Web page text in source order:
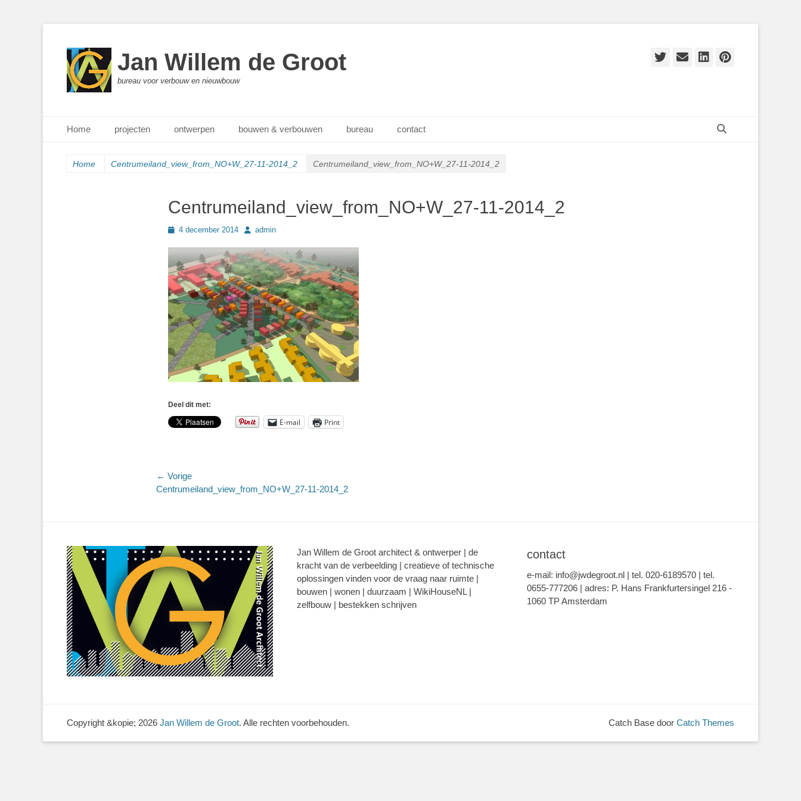
Jan Willem de Groot
bureau voor verbouw en nieuwbouw
Twitter
E-
LinkedIn
Primair menu
naar
inhoud
Home projecten ontwerpen bouwen & verbouwen bureau contact
Home Centrumeiland_view_from_NO+W_27-11-2014_2 Centrumeiland_view_from_NO+W_27-11-2014_2
Centrumeiland_view_from_NO+W_27-11-2014_2
Geplaatst
4 december 2014 Authoradmin
Deel dit met:
E-mail Print
Bericht
navigatie
← Vorige
Vorig
Centrumeiland_view_from_NO+W_27-11-2014_2
Jan Willem de Groot architect & ontwerper | de
kracht van de verbeelding | creatieve of technische
oplossingen vinden voor de vraag naar ruimte |
bouwen | wonen | duurzaam | WikiHouseNL |
zelfbouw | bestekken schrijven
contact
e-mail: info@jwdegroot.nl | tel. 020-6189570 | tel.
0655-777206 | adres: P. Hans Frankfurtersingel 216 -
1060 TP Amsterdam
Copyright &kopie; 2026 Jan Willem de Groot. Alle rechten voorbehouden. Catch Base door Catch Themes